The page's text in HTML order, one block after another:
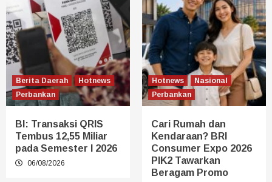
Berita Daerah
Hotnews
Perbankan
BI: Transaksi QRIS
Tembus 12,55 Miliar
pada Semester I 2026
06/08/2026
Hotnews
Nasional
Perbankan
Cari Rumah dan
Kendaraan? BRI
Consumer Expo 2026
PIK2 Tawarkan
Beragam Promo